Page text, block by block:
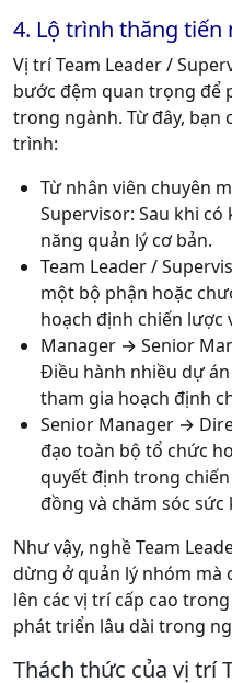
4. Lộ trình thăng tiến
Vị tríTeam Leader /
bước đệm quan trọng để
trong ngành. Từ đây, bạn
trình:
Từ nhân viên chuyên
Supervisor: Sau khi
năng quản lý cơ bản.
Team Leader /
một bộ phận hoặc
hoạch định chiến lược
Manager → Senior
Điều hành nhiều dự
tham gia hoạch định
Senior Manager →
đạo toàn bộ tổ chức
quyết định trong
đồng và chăm sóc sức
Như vậy, nghề Team
dừng ở quản lý nhóm mà
lên các vị trí cấp cao
phát triển lâu dài trong
Thách thức của vị trí